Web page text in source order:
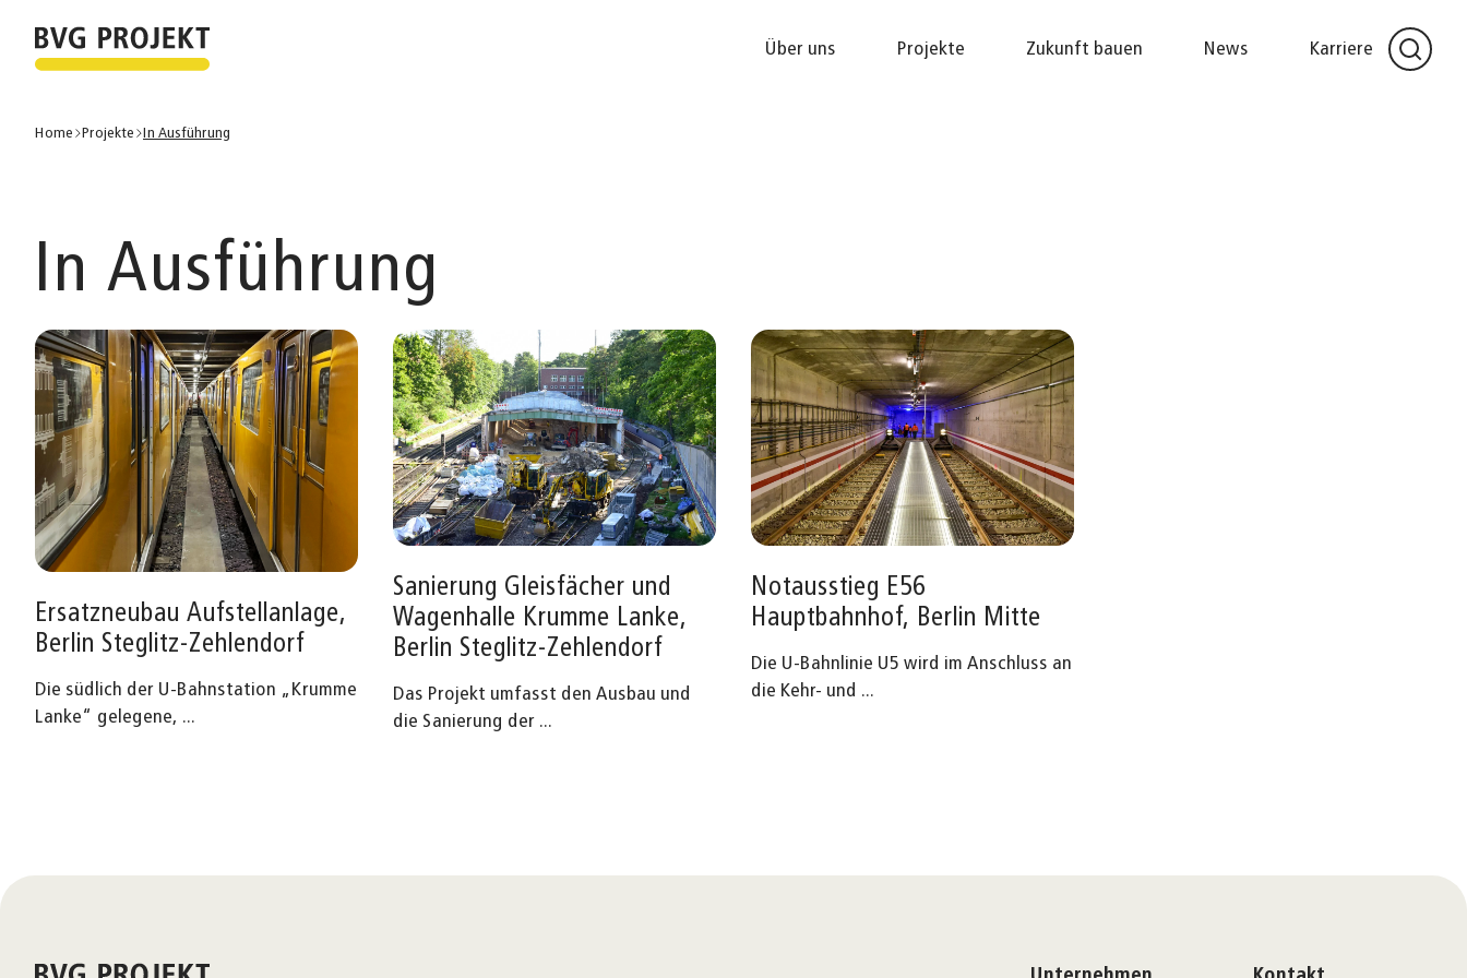
Über uns Projekte Zukunft bauen News Karriere
Home Projekte In Ausführung
In Ausführung
Ersatzneubau Aufstellanlage,
Berlin Steglitz-Zehlendorf
Die südlich der U-Bahnstation „Krumme
Lanke“ gelegene, ...
Sanierung Gleisfächer und
Wagenhalle Krumme Lanke,
Berlin Steglitz-Zehlendorf
Das Projekt umfasst den Ausbau und
die Sanierung der ...
Notausstieg E56
Hauptbahnhof, Berlin Mitte
Die U-Bahnlinie U5 wird im Anschluss an
die Kehr- und ...